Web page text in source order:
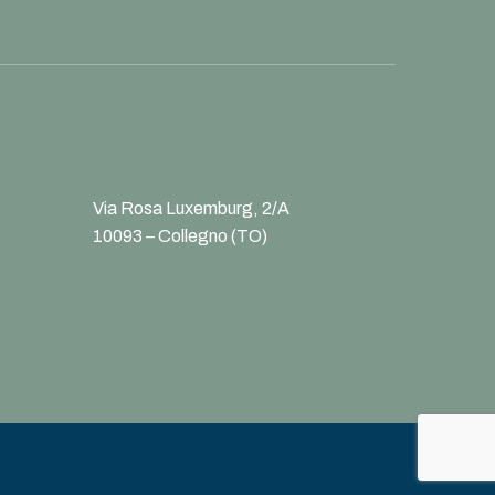
Via Rosa Luxemburg, 2/A
10093 – Collegno (TO)